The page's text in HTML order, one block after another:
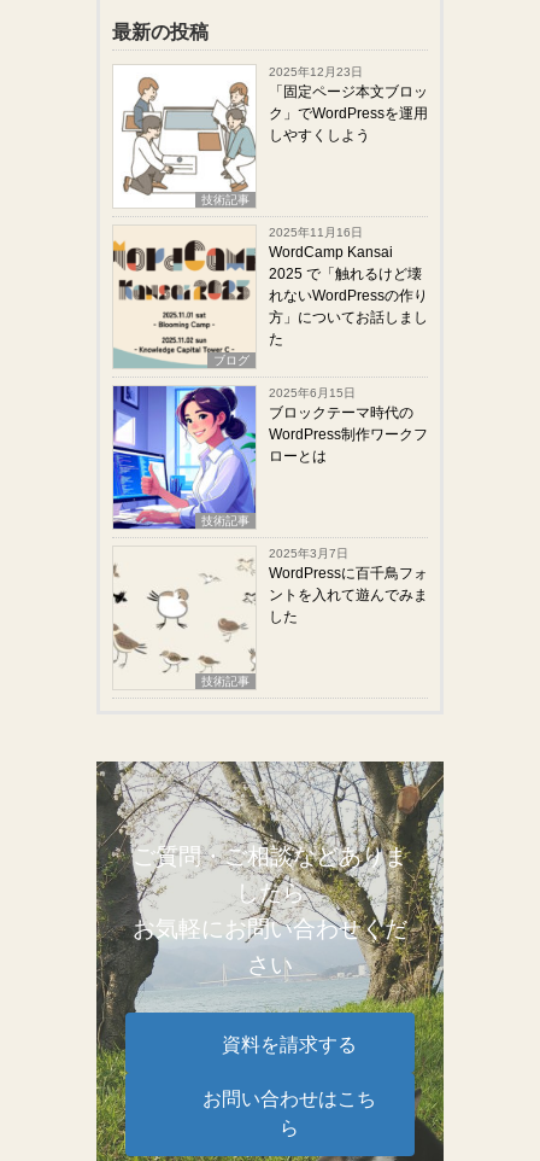
最新の投稿
技術記事
2025年12月23日
「固定ページ本文ブロッ
ク」でWordPressを運用
しやすくしよう
ブログ
2025年11月16日
WordCamp Kansai
2025 で「触れるけど壊
れないWordPressの作り
方」についてお話しまし
た
技術記事
2025年6月15日
ブロックテーマ時代の
WordPress制作ワークフ
ローとは
技術記事
2025年3月7日
WordPressに百千鳥フォ
ントを入れて遊んでみま
した
ご質問・ご相談などありま
したら
お気軽にお問い合わせくだ
さい
資料を請求する
お問い合わせはこち
ら